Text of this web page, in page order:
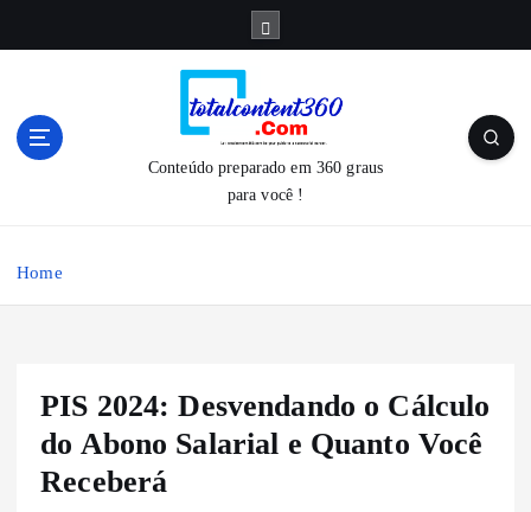
Conteúdo preparado em 360 graus
para você !
Home
PIS 2024: Desvendando o Cálculo
do Abono Salarial e Quanto Você
Receberá